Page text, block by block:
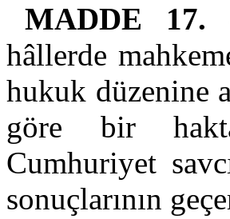
MADDE 17.
hâllerde
hukuk düzenine
göre bir
Cumhuriyet
sonuçlarının